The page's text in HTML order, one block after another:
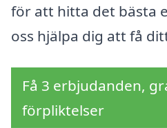
för att hitta det bästa
oss hjälpa dig att få
Få 3 erbjudanden,
förpliktelser